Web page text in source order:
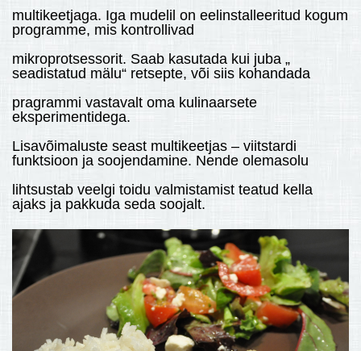
multikeetjaga. Iga mudelil on eelinstalleeritud kogum
programme, mis kontrollivad
mikroprotsessorit. Saab kasutada kui juba „
seadistatud mälu“ retsepte, või siis kohandada
pragrammi vastavalt oma kulinaarsete
eksperimentidega.
Lisavõimaluste seast multikeetjas – viitstardi
funktsioon ja soojendamine. Nende olemasolu
lihtsustab veelgi toidu valmistamist teatud kella
ajaks ja pakkuda seda soojalt.